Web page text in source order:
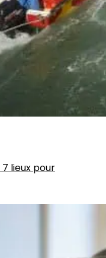
7 lieux pour